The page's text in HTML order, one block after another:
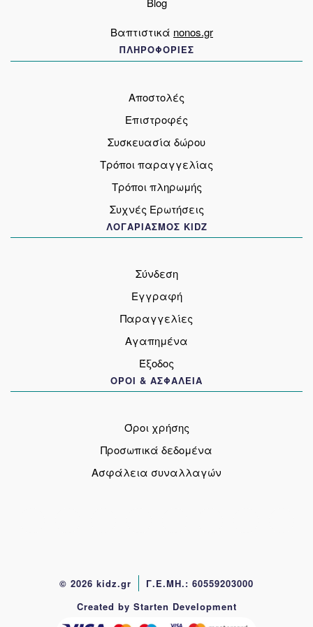
Βαπτιστικά nonos.gr
ΠΛΗΡΟΦΟΡΙΕΣ
Αποστολές
Επιστροφές
Συσκευασία δώρου
Τρόποι παραγγελίας
Τρόποι πληρωμής
Συχνές Ερωτήσεις
ΛΟΓΑΡΙΑΣΜΟΣ KIDZ
Σύνδεση
Εγγραφή
Παραγγελίες
Αγαπημένα
Έξοδος
ΟΡΟΙ & ΑΣΦΑΛΕΙΑ
Όροι χρήσης
Προσωπικά δεδομένα
Ασφάλεια συναλλαγών
© 2026 kidz.gr
Γ.Ε.ΜΗ.: 60559203000
Created by Starten Development